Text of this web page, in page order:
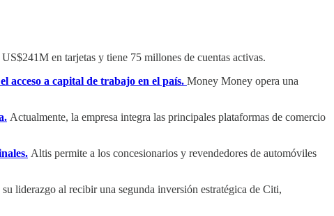
en tarjetas y tiene 75 millones de cuentas activas.
a capital de trabajo en el país. Money Money opera una
Actualmente, la empresa integra las principales plataformas de comercio
Altis permite a los concesionarios y revendedores de automóviles
su liderazgo al recibir una segunda inversión estratégica de Citi,